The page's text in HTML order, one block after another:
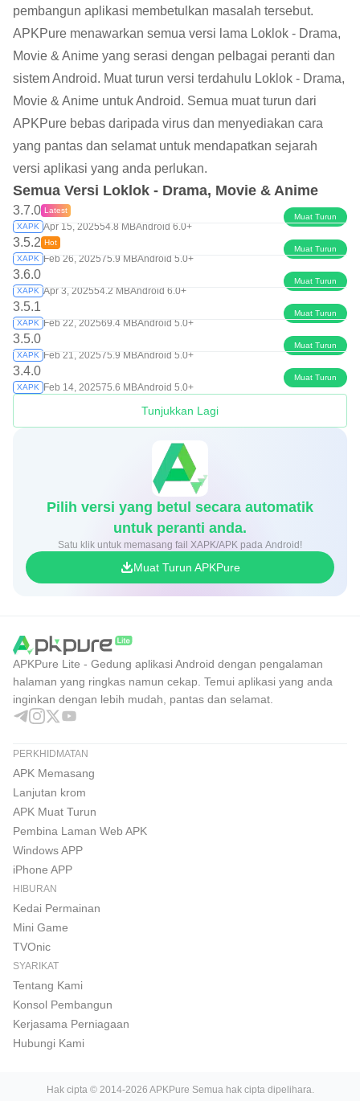
pembangun aplikasi membetulkan masalah tersebut.
APKPure menawarkan semua versi lama Loklok - Drama,
Movie & Anime yang serasi dengan pelbagai peranti dan
sistem Android. Muat turun versi terdahulu Loklok - Drama,
Movie & Anime untuk Android. Semua muat turun dari
APKPure bebas daripada virus dan menyediakan cara
yang pantas dan selamat untuk mendapatkan sejarah
versi aplikasi yang anda perlukan.
Semua Versi Loklok - Drama, Movie & Anime
3.7.0 Latest
XAPK Apr 15, 202554.8 MBAndroid 6.0+
Muat Turun
3.5.2 Hot
XAPK
Feb 26, 2025 75.9 MBAndroid 5.0+
Muat Turun
3.6.0
XAPK Apr 3, 202554.2 MBAndroid 6.0+
Muat Turun
3.5.1
XAPK Feb 22, 202569.4 MBAndroid 5.0+
Muat Turun
3.5.0
XAPK Feb 21, 2025 75.9 MBAndroid 5.0+
Muat Turun
3.4.0
XAPK Feb 14, 202575.6 MBAndroid 5.0+
Muat Turun
Tunjukkan Lagi
Pilih versi yang betul secara automatik
untuk peranti anda.
Satu klik untuk memasang fail XAPK/APK pada Android!
Muat Turun APKPure
APKPure Lite - Gedung aplikasi Android dengan pengalaman
halaman yang ringkas namun cekap. Temui aplikasi yang anda
inginkan dengan lebih mudah, pantas dan selamat.
PERKHIDMATAN
APK Memasang
Lanjutan krom
APK Muat Turun
Pembina Laman Web APK
Windows APP
iPhone APP
HIBURAN
Kedai Permainan
Mini Game
TVOnic
SYARIKAT
Tentang Kami
Konsol Pembangun
Kerjasama Perniagaan
Hubungi Kami
Hak cipta © 2014-2026 APKPure Semua hak cipta dipelihara.